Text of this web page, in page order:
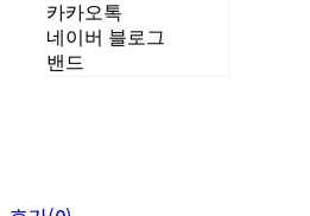
카카오톡
네이버 블로그
밴드